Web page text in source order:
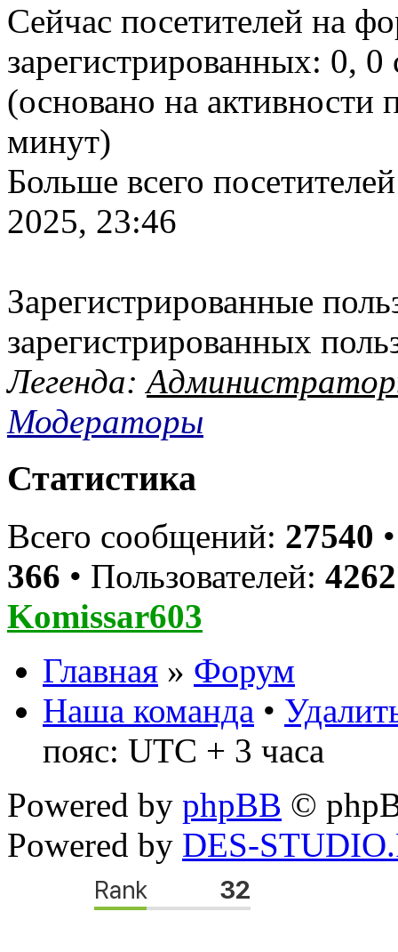
Сейчас посетителей на
зарегистрированных: 0,
(основано на активности
минут)
Больше всего
2025, 23:46
Зарегистрированные
зарегистрированных
Легенда:
Модераторы
Статистика
Всего сообщений: 27540
366 • Пользователей: 4262
Komissar603
Главная » Форум
Наша команда •
пояс: UTC + 3 часа
Powered by phpBB ©
Powered by DES-